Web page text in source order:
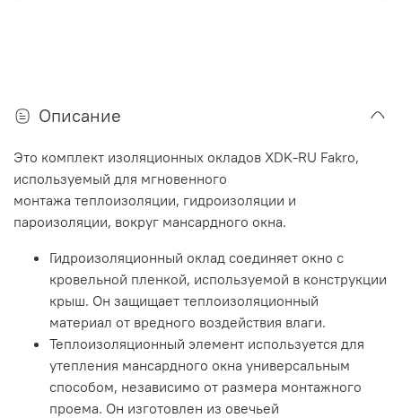
Описание
Это комплект изоляционных окладов XDK-RU Fakro,
используемый для мгновенного
монтажа теплоизоляции, гидроизоляции и
пароизоляции, вокруг мансардного окна.
Гидроизоляционный оклад соединяет окно с
кровельной пленкой, используемой в конструкции
крыш. Он защищает теплоизоляционный
материал от вредного воздействия влаги.
Теплоизоляционный элемент используется для
утепления мансардного окна универсальным
способом, независимо от размера монтажного
проема. Он изготовлен из овечьей